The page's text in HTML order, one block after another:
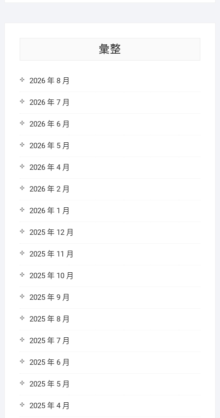
彙整
2026 年 8 月
2026 年 7 月
2026 年 6 月
2026 年 5 月
2026 年 4 月
2026 年 2 月
2026 年 1 月
2025 年 12 月
2025 年 11 月
2025 年 10 月
2025 年 9 月
2025 年 8 月
2025 年 7 月
2025 年 6 月
2025 年 5 月
2025 年 4 月